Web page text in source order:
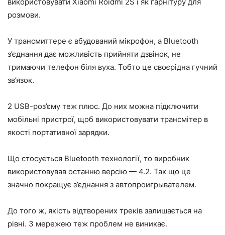
розмови.
У трансмиттере є вбудований мікрофон, а Bluetooth
з’єднання дає можливість прийняти дзвінок, не
тримаючи телефон біля вуха. Тобто це своєрідна гучний
зв’язок.
2 USB-роз’єму теж плюс. До них можна підключити
мобільні пристрої, щоб використовувати трансмітер в
якості портативної зарядки.
Що стосується Bluetooth технології, то виробник
використовував останню версію — 4.2. Так що це
значно покращує з’єднання з автопроигрывателем.
До того ж, якість відтворених треків залишається на
рівні. З мережею теж проблем не виникає.